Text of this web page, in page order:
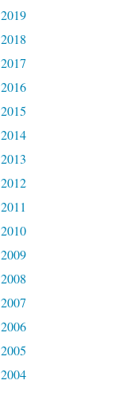
2019
2018
2017
2016
2015
2014
2013
2012
2011
2010
2009
2008
2007
2006
2005
2004